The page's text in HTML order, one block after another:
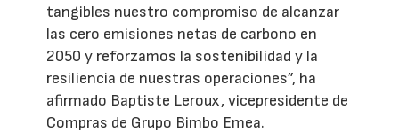
tangibles nuestro compromiso de alcanzar
las cero emisiones netas de carbono en
2050 y reforzamos la sostenibilidad y la
resiliencia de nuestras operaciones”, ha
afirmado Baptiste Leroux, vicepresidente de
Compras de Grupo Bimbo Emea.